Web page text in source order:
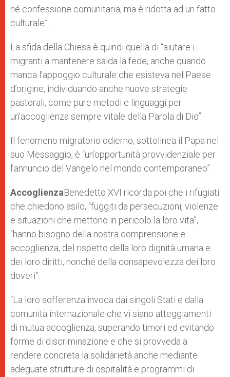
né confessione comunitaria, ma è ridotta ad un fatto
culturale”.
La sfida della Chiesa è quindi quella di “aiutare i
migranti a mantenere salda la fede, anche quando
manca l’appoggio culturale che esisteva nel Paese
d’origine, individuando anche nuove strategie
pastorali, come pure metodi e linguaggi per
un’accoglienza sempre vitale della Parola di Dio”.
Il fenomeno migratorio odierno, sottolinea il Papa nel
suo Messaggio, è “un’opportunità provvidenziale per
l’annuncio del Vangelo nel mondo contemporaneo”.
AccoglienzaBenedetto XVI ricorda poi che i rifugiati
che chiedono asilo, “fuggiti da persecuzioni, violenze
e situazioni che mettono in pericolo la loro vita”,
“hanno bisogno della nostra comprensione e
accoglienza, del rispetto della loro dignità umana e
dei loro diritti, nonché della consapevolezza dei loro
doveri”.
“La loro sofferenza invoca dai singoli Stati e dalla
comunità internazionale che vi siano atteggiamenti
di mutua accoglienza, superando timori ed evitando
forme di discriminazione e che si provveda a
rendere concreta la solidarietà anche mediante
adeguate strutture di ospitalità e programmi di